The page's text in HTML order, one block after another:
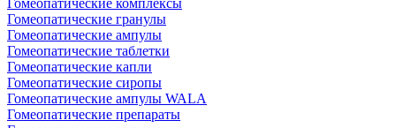
Гомеопатические комплексы
Гомеопатические гранулы
Гомеопатические ампулы
Гомеопатические таблетки
Гомеопатические капли
Гомеопатические сиропы
Гомеопатические ампулы WALA
Гомеопатические препараты